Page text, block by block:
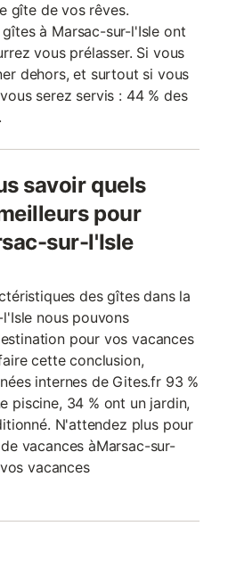
gîte de vos rêves.
à Marsac-sur-l'Isle ont
vous prélasser. Si vous
dehors, et surtout si vous
serez servis : 44 % des
savoir quels
pour
sur-l'Isle
des gîtes dans la
nous pouvons
pour vos vacances
cette conclusion,
internes de Gites.fr 93 %
piscine, 34 % ont un jardin,
N'attendez plus pour
vacances àMarsac-sur-
vacances